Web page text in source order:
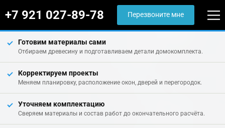
+7 921 027-89-78 Перезвоните мне
Готовим материалы сами
Отбираем древесину и подготавливаем детали домокомплекта.
Корректируем проекты
Меняем планировку, расположение окон, дверей и перегородок.
Уточняем комплектацию
Сверяем материалы и состав работ до окончательного расчёта.